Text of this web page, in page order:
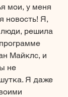
мои, у меня
новость! Я,
люди, решила
Майклс, и
не
Я даже